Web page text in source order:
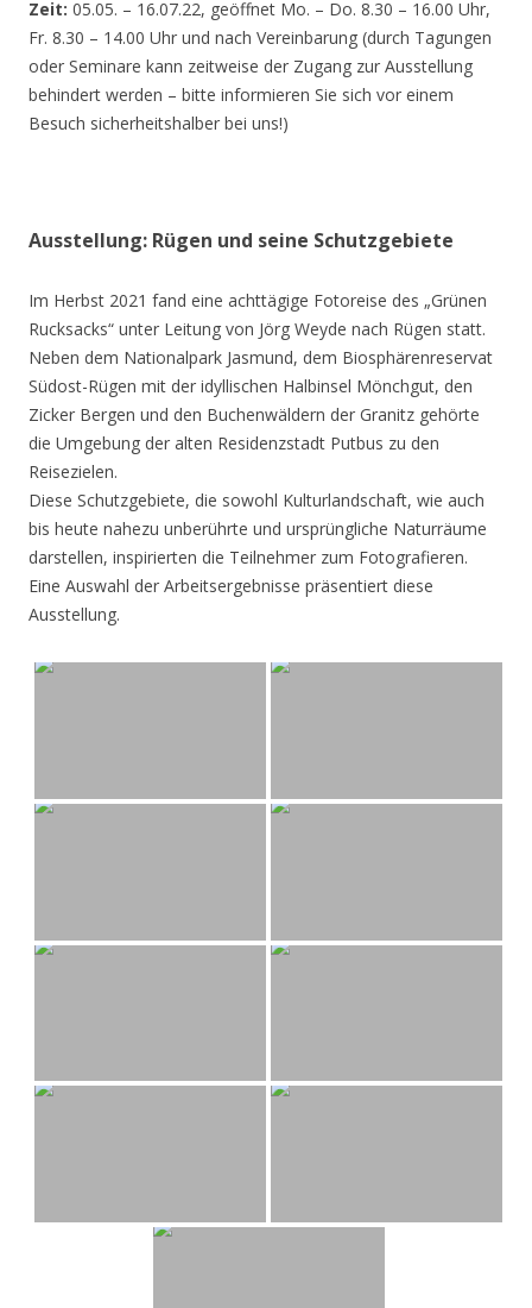
Zeit: 05.05. – 16.07.22, geöffnet Mo. – Do. 8.30 – 16.00 Uhr,
Fr. 8.30 – 14.00 Uhr und nach Vereinbarung (durch Tagungen
oder Seminare kann zeitweise der Zugang zur Ausstellung
behindert werden – bitte informieren Sie sich vor einem
Besuch sicherheitshalber bei uns!)
Ausstellung: Rügen und seine Schutzgebiete
Im Herbst 2021 fand eine achttägige Fotoreise des „Grünen
Rucksacks“ unter Leitung von Jörg Weyde nach Rügen statt.
Neben dem Nationalpark Jasmund, dem Biosphärenreservat
Südost-Rügen mit der idyllischen Halbinsel Mönchgut, den
Zicker Bergen und den Buchenwäldern der Granitz gehörte
die Umgebung der alten Residenzstadt Putbus zu den
Reisezielen.
Diese Schutzgebiete, die sowohl Kulturlandschaft, wie auch
bis heute nahezu unberührte und ursprüngliche Naturräume
darstellen, inspirierten die Teilnehmer zum Fotografieren.
Eine Auswahl der Arbeitsergebnisse präsentiert diese
Ausstellung.